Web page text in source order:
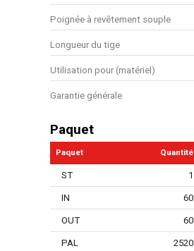
Poignée à revêtement souple
Longueur du tige
Utilisation pour (matériel)
Garantie générale
Paquet
Paquet Quantité
ST 1
IN 60
OUT 60
PAL 2520